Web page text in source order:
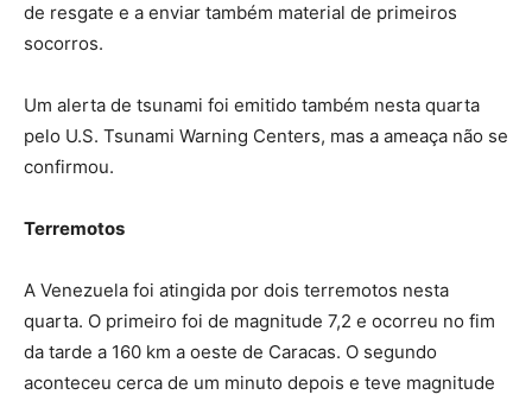
de resgate e a enviar também material de primeiros
socorros.
Um alerta de tsunami foi emitido também nesta quarta
pelo U.S. Tsunami Warning Centers, mas a ameaça não se
confirmou.
Terremotos
A Venezuela foi atingida por dois terremotos nesta
quarta. O primeiro foi de magnitude 7,2 e ocorreu no fim
da tarde a 160 km a oeste de Caracas. O segundo
aconteceu cerca de um minuto depois e teve magnitude